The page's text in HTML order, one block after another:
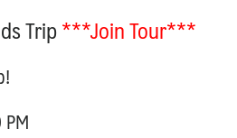
Trip***Join Tour***